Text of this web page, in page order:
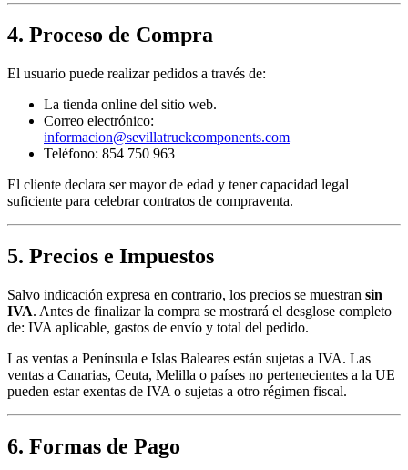
4. Proceso de Compra
El usuario puede realizar pedidos a través de:
La tienda online del sitio web.
Correo electrónico:
informacion@sevillatruckcomponents.com
Teléfono: 854 750 963
El cliente declara ser mayor de edad y tener capacidad legal
suficiente para celebrar contratos de compraventa.
5. Precios e Impuestos
Salvo indicación expresa en contrario, los precios se muestran sin
IVA. Antes de finalizar la compra se mostrará el desglose completo
de: IVA aplicable, gastos de envío y total del pedido.
Las ventas a Península e Islas Baleares están sujetas a IVA. Las
ventas a Canarias, Ceuta, Melilla o países no pertenecientes a la UE
pueden estar exentas de IVA o sujetas a otro régimen fiscal.
6. Formas de Pago